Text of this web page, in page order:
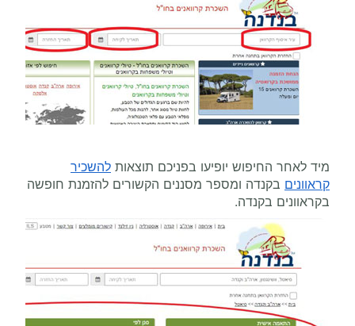
מיד לאחר החיפוש יופיעו בפניכם תוצאות להשכיר
קראוונים בקנדה ומספר מסננים הקשורים להזמנת חופשה
בקראוונים בקנדה.